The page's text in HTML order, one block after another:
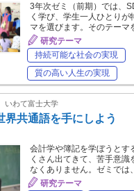
3年次ゼミ（前期）では、
く学び、学生一人ひとりが
マを選びます。そのテー
研究テーマ
持続可能な社会の実現
質の高い人生の実現
いわて富士大学
界共通語を手にしよう
会計学や簿記を学ぼうとす
くさん出てきて、苦手意
なくありません。ゼミで
研究テーマ